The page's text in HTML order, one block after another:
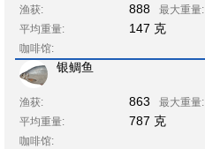
渔获: 888 最大重量:
平均重量: 147 克
咖啡馆:
银鲷鱼
渔获: 863 最大重量:
平均重量: 787 克
咖啡馆: